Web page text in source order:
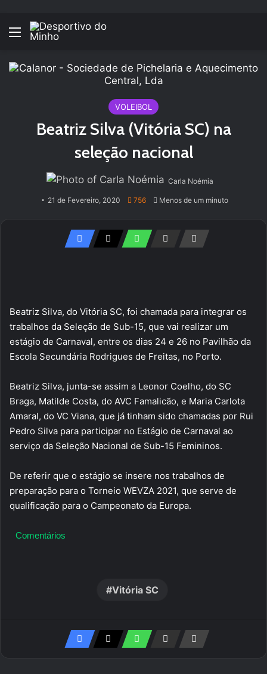
Menu
VOLEIBOL
Beatriz Silva (Vitória SC) na
seleção nacional
Carla Noémia
21 de Fevereiro, 2020 756 Menos de um minuto
Beatriz Silva, do Vitória SC, foi chamada para integrar os
trabalhos da Seleção de Sub-15, que vai realizar um
estágio de Carnaval, entre os dias 24 e 26 no Pavilhão da
Escola Secundária Rodrigues de Freitas, no Porto.
Beatriz Silva, junta-se assim a Leonor Coelho, do SC
Braga, Matilde Costa, do AVC Famalicão, e Maria Carlota
Amaral, do VC Viana, que já tinham sido chamadas por Rui
Pedro Silva para participar no Estágio de Carnaval ao
serviço da Seleção Nacional de Sub-15 Femininos.
De referir que o estágio se insere nos trabalhos de
preparação para o Torneio WEVZA 2021, que serve de
qualificação para o Campeonato da Europa.
Comentários
Vitória SC